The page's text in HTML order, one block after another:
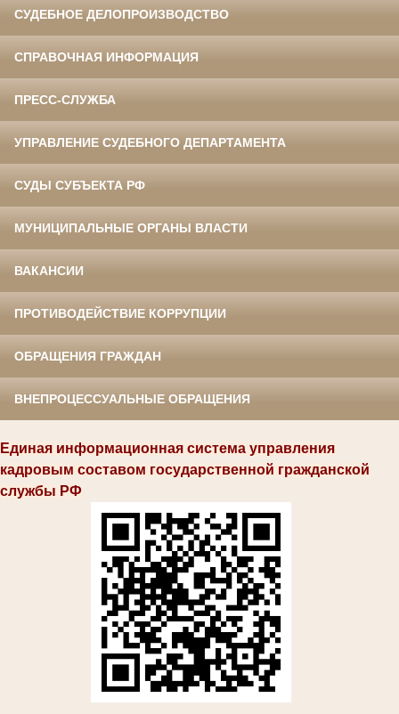
СУДЕБНОЕ ДЕЛОПРОИЗВОДСТВО
СПРАВОЧНАЯ ИНФОРМАЦИЯ
ПРЕСС-СЛУЖБА
УПРАВЛЕНИЕ СУДЕБНОГО ДЕПАРТАМЕНТА
СУДЫ СУБЪЕКТА РФ
МУНИЦИПАЛЬНЫЕ ОРГАНЫ ВЛАСТИ
ВАКАНСИИ
ПРОТИВОДЕЙСТВИЕ КОРРУПЦИИ
ОБРАЩЕНИЯ ГРАЖДАН
ВНЕПРОЦЕССУАЛЬНЫЕ ОБРАЩЕНИЯ
Единая информационная система управления
кадровым составом государственной гражданской
службы РФ